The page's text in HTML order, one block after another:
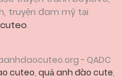
truyện đam mỹ tại
.
- QADC
cuteo, quả anh đào cute,